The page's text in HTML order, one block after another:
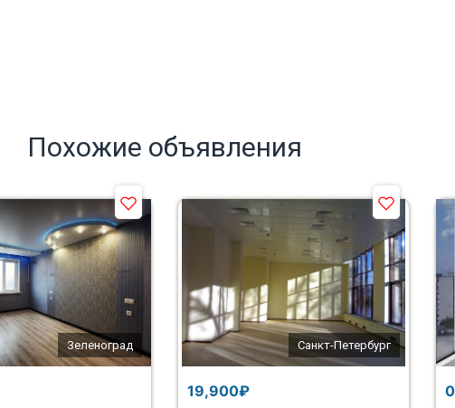
Похожие объявления
Зеленоград Санкт-Петербург
19,900₽